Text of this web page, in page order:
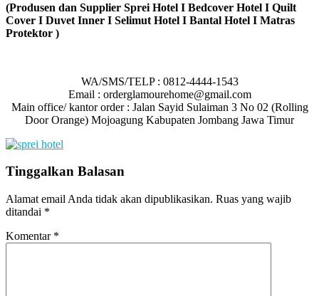
(Produsen dan Supplier Sprei Hotel I Bedcover Hotel I Quilt
Cover I Duvet Inner I Selimut Hotel I Bantal Hotel I Matras
Protektor )
WA/SMS/TELP : 0812-4444-1543
Email : orderglamourehome@gmail.com
Main office/ kantor order : Jalan Sayid Sulaiman 3 No 02 (Rolling
Door Orange) Mojoagung Kabupaten Jombang Jawa Timur
Tinggalkan Balasan
Alamat email Anda tidak akan dipublikasikan. Ruas yang wajib
ditandai *
Komentar *